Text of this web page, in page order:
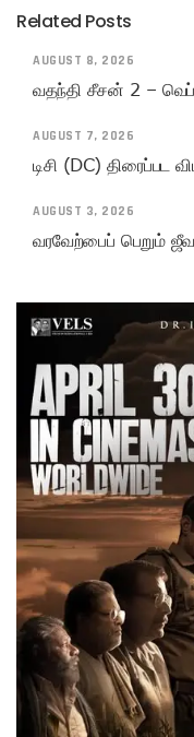
Related Posts
AUGUST 8, 2026
வதந்தி சீசன் 2 –
AUGUST 7, 2026
டிசி (DC) திரைப்பட
AUGUST 3, 2026
வரவேற்பைப் பெறும்